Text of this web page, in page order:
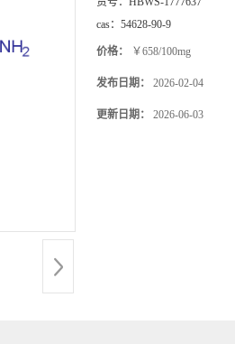
cas： 54628-90-9
价格： ￥658/100mg
发布日期： 2026-02-04
更新日期： 2026-06-03